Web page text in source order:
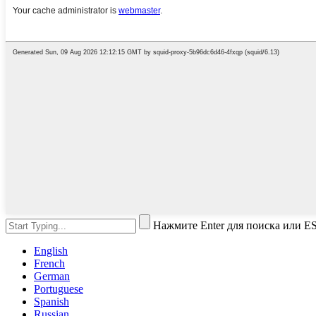
Нажмите Enter для поиска или
English
French
German
Portuguese
Spanish